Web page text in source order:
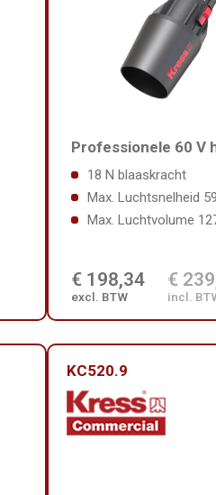
Professionele 60 V
18 N blaaskracht
Max. Luchtsnelheid
Max. Luchtvolume
€ 198,34
excl. BTW
€
incl.
KC520.9